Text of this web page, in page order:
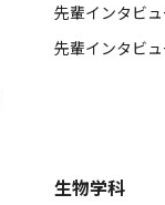
先輩インタビ
先輩インタビ
生物学科